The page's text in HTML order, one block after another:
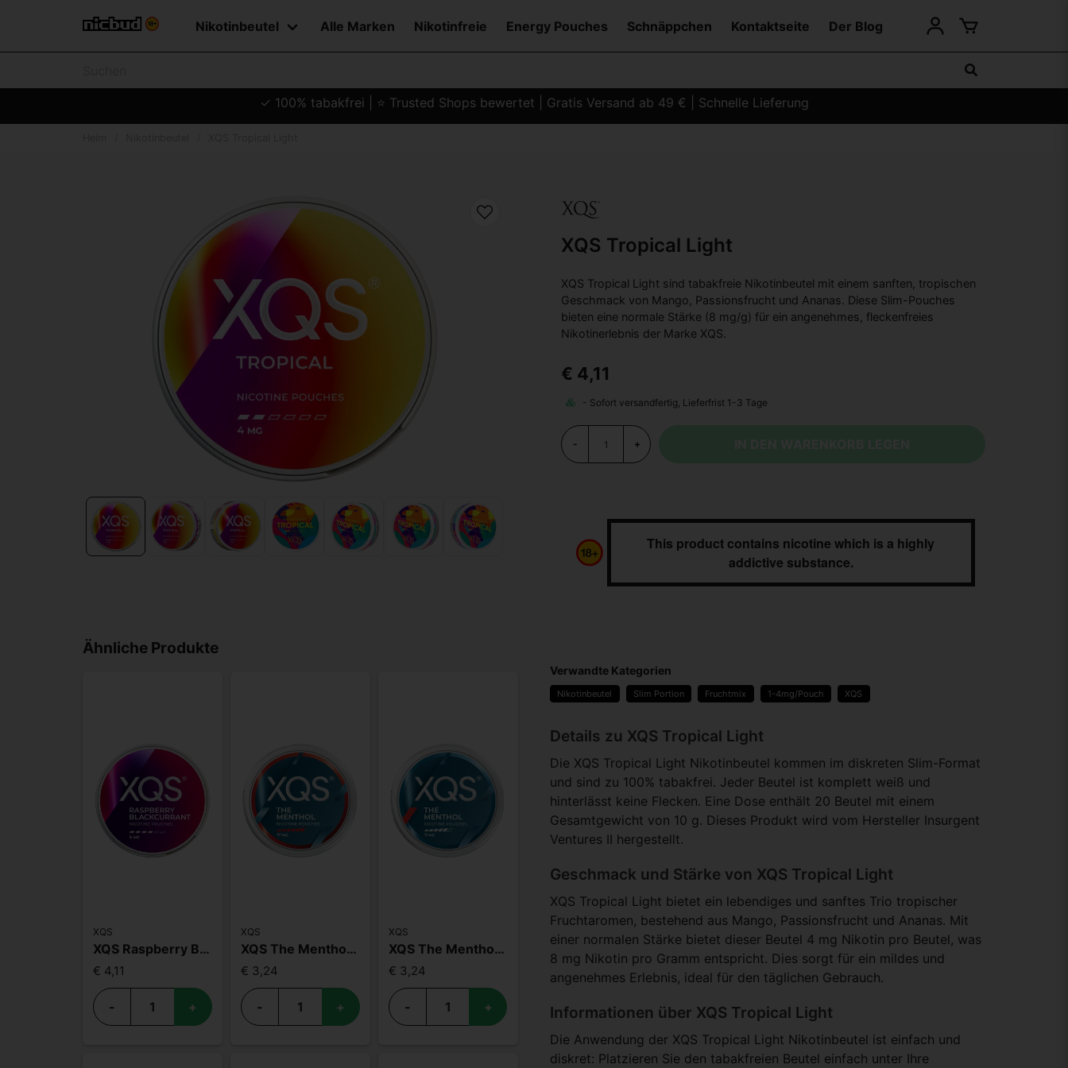
Nikotinbeutel Alle Marken Nikotinfreie Energy Pouches Schnäppchen Kontaktseite Der Blog
✓ 100% tabakfrei | ⭐ Trusted Shops bewertet | Gratis Versand ab 49 € | Schnelle Lieferung
XQS Tropical Light
XQS Tropical Light sind tabakfreie Nikotinbeutel mit einem sanften, tropischen
Geschmack von Mango, Passionsfrucht und Ananas. Diese Slim-Pouches
bieten eine normale Stärke (8 mg/g) für ein angenehmes, fleckenfreies
Nikotinerlebnis der Marke XQS.
€ 4,11
- +
This product contains nicotine which is a highly
addictive substance.
Ähnliche Produkte
XQS
XQS Raspberry Blackcurrant Slim Strong
€ 4,11
- +
XQS
XQS The Menthol 17mg
€ 3,24
- +
XQS
XQS The Menthol 11mg
€ 3,24
- +
Verwandte Kategorien
Nikotinbeutel Slim Portion Fruchtmix 1-4mg/Pouch XQS
Details zu XQS Tropical Light
Die XQS Tropical Light Nikotinbeutel kommen im diskreten Slim-Format
und sind zu 100% tabakfrei. Jeder Beutel ist komplett weiß und
hinterlässt keine Flecken. Eine Dose enthält 20 Beutel mit einem
Gesamtgewicht von 10 g. Dieses Produkt wird vom Hersteller Insurgent
Ventures II hergestellt.
Geschmack und Stärke von XQS Tropical Light
XQS Tropical Light bietet ein lebendiges und sanftes Trio tropischer
Fruchtaromen, bestehend aus Mango, Passionsfrucht und Ananas. Mit
einer normalen Stärke bietet dieser Beutel 4 mg Nikotin pro Beutel, was
8 mg Nikotin pro Gramm entspricht. Dies sorgt für ein mildes und
angenehmes Erlebnis, ideal für den täglichen Gebrauch.
Informationen über XQS Tropical Light
Die Anwendung der XQS Tropical Light Nikotinbeutel ist einfach und
diskret: Platzieren Sie den tabakfreien Beutel einfach unter Ihre